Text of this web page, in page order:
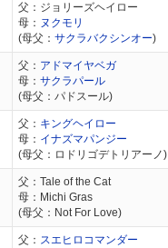
父：ジョリーズヘイロー
母： ヌクモリ
(母父： サクラバクシンオー)
父： アドマイヤベガ
母： サクラパール
(母父：パドスール)
父： キングヘイロー
母： イナズマパンジー
(母父：ロドリゴデトリアーノ)
父：Tale of the Cat
母：Michi Gras
(母父：Not For Love)
父： スエヒロコマンダー